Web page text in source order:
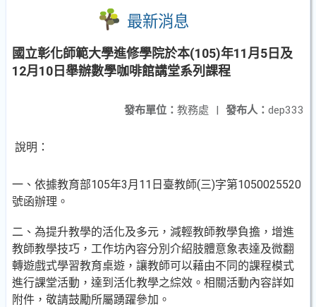
最新消息
國立彰化師範大學進修學院於本(105)年11月5日及
12月10日舉辦數學咖啡館講堂系列課程
發布人： dep333
發布單位： 教務處 |
說明：
一、依據教育部105年3月11日臺教師(三)字第1050025520
號函辦理。
二、為提升教學的活化及多元，減輕教師教學負擔，增進
教師教學技巧，工作坊內容分別介紹肢體意象表達及微翻
轉遊戲式學習教育桌遊，讓教師可以藉由不同的課程模式
進行課堂活動，達到活化教學之綜效。相關活動內容詳如
附件，敬請鼓勵所屬踴躍參加。